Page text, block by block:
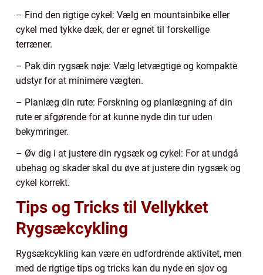
– Find den rigtige cykel: Vælg en mountainbike eller
cykel med tykke dæk, der er egnet til forskellige
terræner.
– Pak din rygsæk nøje: Vælg letvægtige og kompakte
udstyr for at minimere vægten.
– Planlæg din rute: Forskning og planlægning af din
rute er afgørende for at kunne nyde din tur uden
bekymringer.
– Øv dig i at justere din rygsæk og cykel: For at undgå
ubehag og skader skal du øve at justere din rygsæk og
cykel korrekt.
Tips og Tricks til Vellykket
Rygsækcykling
Rygsækcykling kan være en udfordrende aktivitet, men
med de rigtige tips og tricks kan du nyde en sjov og